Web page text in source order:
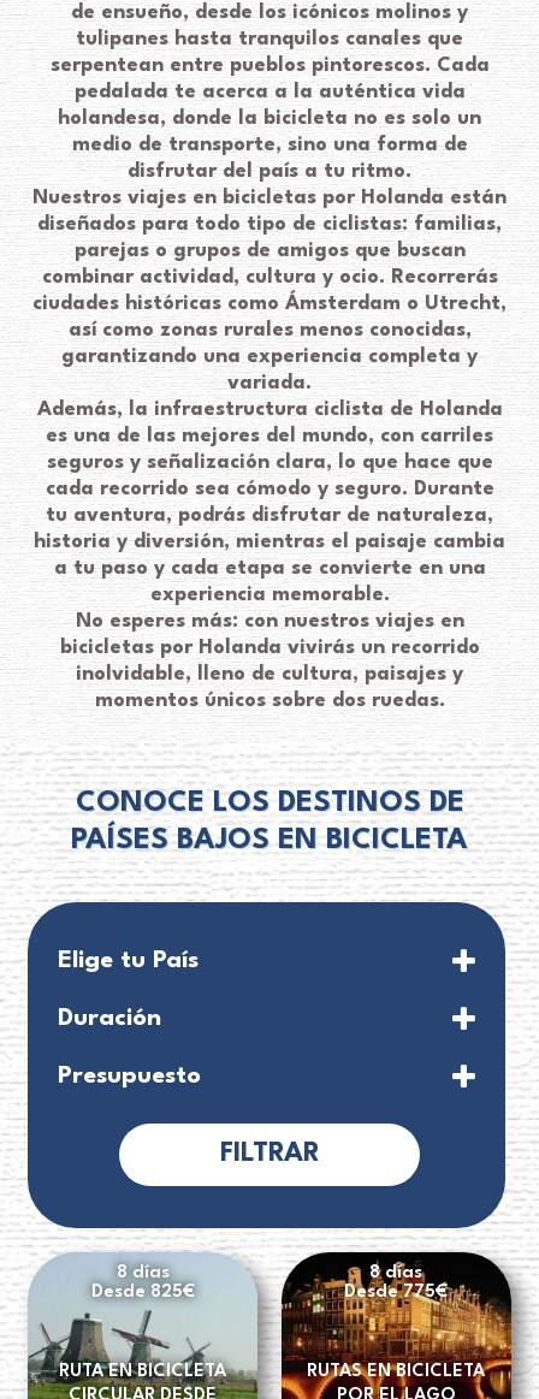
de ensueño, desde los icónicos molinos y
tulipanes hasta tranquilos canales que
serpentean entre pueblos pintorescos. Cada
pedalada te acerca a la auténtica vida
holandesa, donde la bicicleta no es solo un
medio de transporte, sino una forma de
disfrutar del país a tu ritmo.
Nuestros viajes en bicicletas por Holanda están
diseñados para todo tipo de ciclistas: familias,
parejas o grupos de amigos que buscan
combinar actividad, cultura y ocio. Recorrerás
ciudades históricas como Ámsterdam o Utrecht,
así como zonas rurales menos conocidas,
garantizando una experiencia completa y
variada.
Además, la infraestructura ciclista de Holanda
es una de las mejores del mundo, con carriles
seguros y señalización clara, lo que hace que
cada recorrido sea cómodo y seguro. Durante
tu aventura, podrás disfrutar de naturaleza,
historia y diversión, mientras el paisaje cambia
a tu paso y cada etapa se convierte en una
experiencia memorable.
No esperes más: con nuestros viajes en
bicicletas por Holanda vivirás un recorrido
inolvidable, lleno de cultura, paisajes y
momentos únicos sobre dos ruedas.
CONOCE LOS DESTINOS DE
PAÍSES BAJOS EN BICICLETA
Elige tu País
Duración
Presupuesto
FILTRAR
RUTA EN BICICLETA
8 días
Desde 825€
RUTAS EN BICICLETA
8 días
Desde 775€